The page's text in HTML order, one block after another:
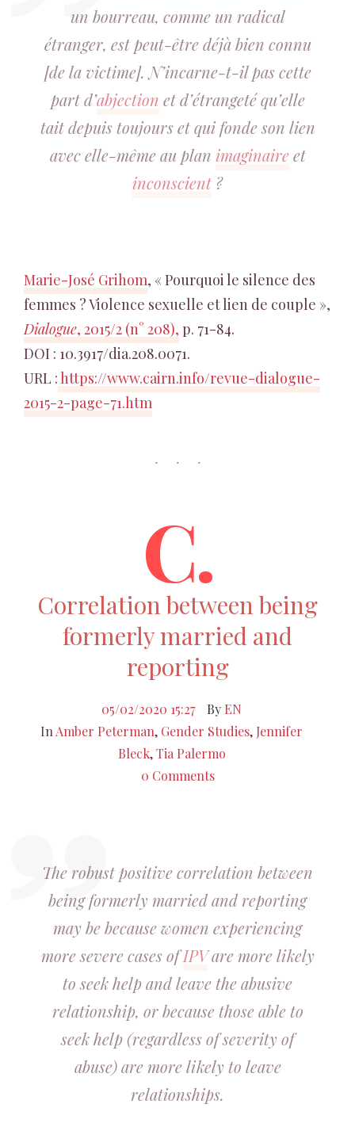
un bourreau, comme un radical
étranger, est peut-être déjà bien connu
[de la victime]. N’incarne-t-il pas cette
part d’abjection et d’étrangeté qu’elle
tait depuis toujours et qui fonde son lien
avec elle-même au plan imaginaireet
inconscient ?
Marie-José Grihom, « Pourquoi le silence des
femmes ? Violence sexuelle et lien de couple »,
Dialogue, 2015/2 (n° 208), p. 71-84.
DOI : 10.3917/dia.208.0071.
URL :https://www.cairn.info/revue-dialogue-
2015-2-page-71.htm
C.
Correlation between being
formerly married and
reporting
05/02/2020 15:27 By EN
In Amber Peterman, Gender Studies, Jennifer
Bleck,Tia Palermo
0 Comments
The robust positive correlation between
being formerly married and reporting
may be because women experiencing
more severe cases ofIPVare more likely
to seek help and leave the abusive
relationship, or because those able to
seek help (regardless of severity of
abuse) are more likely to leave
relationships.